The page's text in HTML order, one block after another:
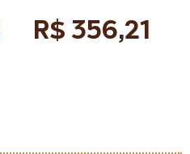
R$ 356,21